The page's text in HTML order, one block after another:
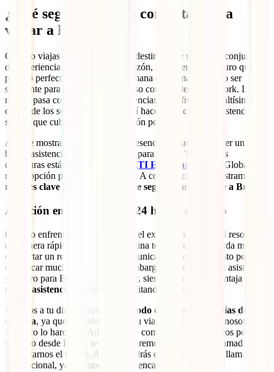
¿Qué seguro de viaje contratar para
viajar a Brasil?
Cuando viajas al extranjero, cada destino tiene su propio conjunto
de experiencias únicas. Por esta razón, la asistencia y seguro que te
pareció perfecta para un fin de semana en Roma puede no ser
suficiente para un viaje más extenso como el de Nueva York. Lo
mismo pasa con Brasil: las experiencias que ofrece y los altísimos
costos de los servicios médicos allí hacen esencial una asistencia y
seguro que cubra cualquier situación posible.
Aquí te mostramos las coberturas esenciales que debe tener una
buena asistencia y seguro de viaje para Brasil. Todas estas
coberturas están incluidas en tu
IATI Estándar
de IATI Global, la
mejor opción para visitar este país. A continuación, te mostramos
razones clave para contratar este seguro para tu viaje a Brasil
Atención en tu idioma las 24 horas, sin costo
Cuando enfrentas un problema en el extranjero, es crucial resolverlo
de manera rápida y eficiente. Imagina tener que pedir ayuda médica
o reportar un robo y no poder comunicarte en español. Esto podría
complicar mucho las cosas. Sin embargo, al contar con tu asistencia
y seguro para Brasil
, siempre tendrás la ventaja de
recibir asistencia en español
, facilitando el proceso.
Estamos a tu disposición durante
todo el día, todos los días de la
semana, ya que entendemos que tu viaje no se detiene y nosotros
tampoco lo haremos. Además, si te comunicas con nosotros por
teléfono desde Brasil, te reembolsaremos el costo de la llamada al
presentarnos el recibo. Así, no tendrás que pagar por una llamada
internacional, ya que nosotros nos encargamos de eso.